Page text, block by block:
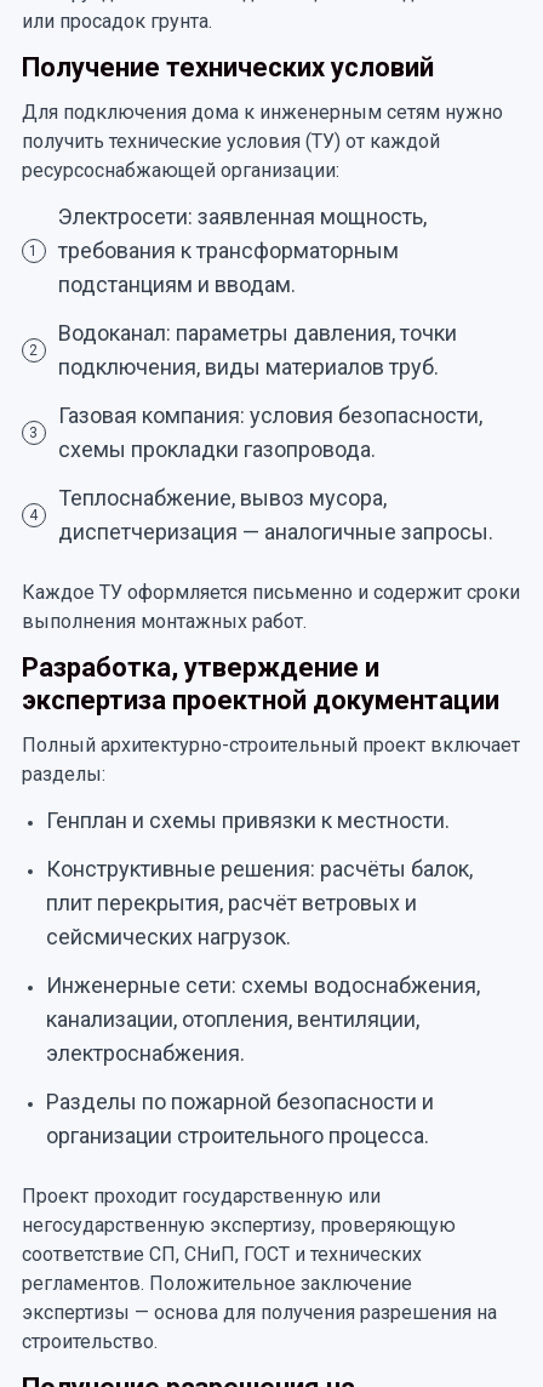
или просадок грунта.
Получение технических условий
Для подключения дома к инженерным сетям нужно
получить технические условия (ТУ) от каждой
ресурсоснабжающей организации:
1
Электросети: заявленная мощность,
требования к трансформаторным
подстанциям и вводам.
2
Водоканал: параметры давления, точки
подключения, виды материалов труб.
3
Газовая компания: условия безопасности,
схемы прокладки газопровода.
4
Теплоснабжение, вывоз мусора,
диспетчеризация — аналогичные запросы.
Каждое ТУ оформляется письменно и содержит сроки
выполнения монтажных работ.
Разработка, утверждение и
экспертиза проектной документации
Полный архитектурно-строительный проект включает
разделы:
Генплан и схемы привязки к местности.
Конструктивные решения: расчёты балок,
плит перекрытия, расчёт ветровых и
сейсмических нагрузок.
Инженерные сети: схемы водоснабжения,
канализации, отопления, вентиляции,
электроснабжения.
Разделы по пожарной безопасности и
организации строительного процесса.
Проект проходит государственную или
негосударственную экспертизу, проверяющую
соответствие СП, СНиП, ГОСТ и технических
регламентов. Положительное заключение
экспертизы — основа для получения разрешения на
строительство.